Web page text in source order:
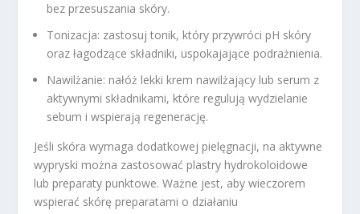
bez przesuszania skóry.
Tonizacja: zastosuj tonik, który przywróci pH skóry
oraz łagodzące składniki, uspokajające podrażnienia.
Nawilżanie: nałóż lekki krem nawilżający lub serum z
aktywnymi składnikami, które regulują wydzielanie
sebum i wspierają regenerację.
Jeśli skóra wymaga dodatkowej pielęgnacji, na aktywne
wypryski można zastosować plastry hydrokoloidowe
lub preparaty punktowe. Ważne jest, aby wieczorem
wspierać skórę preparatami o działaniu